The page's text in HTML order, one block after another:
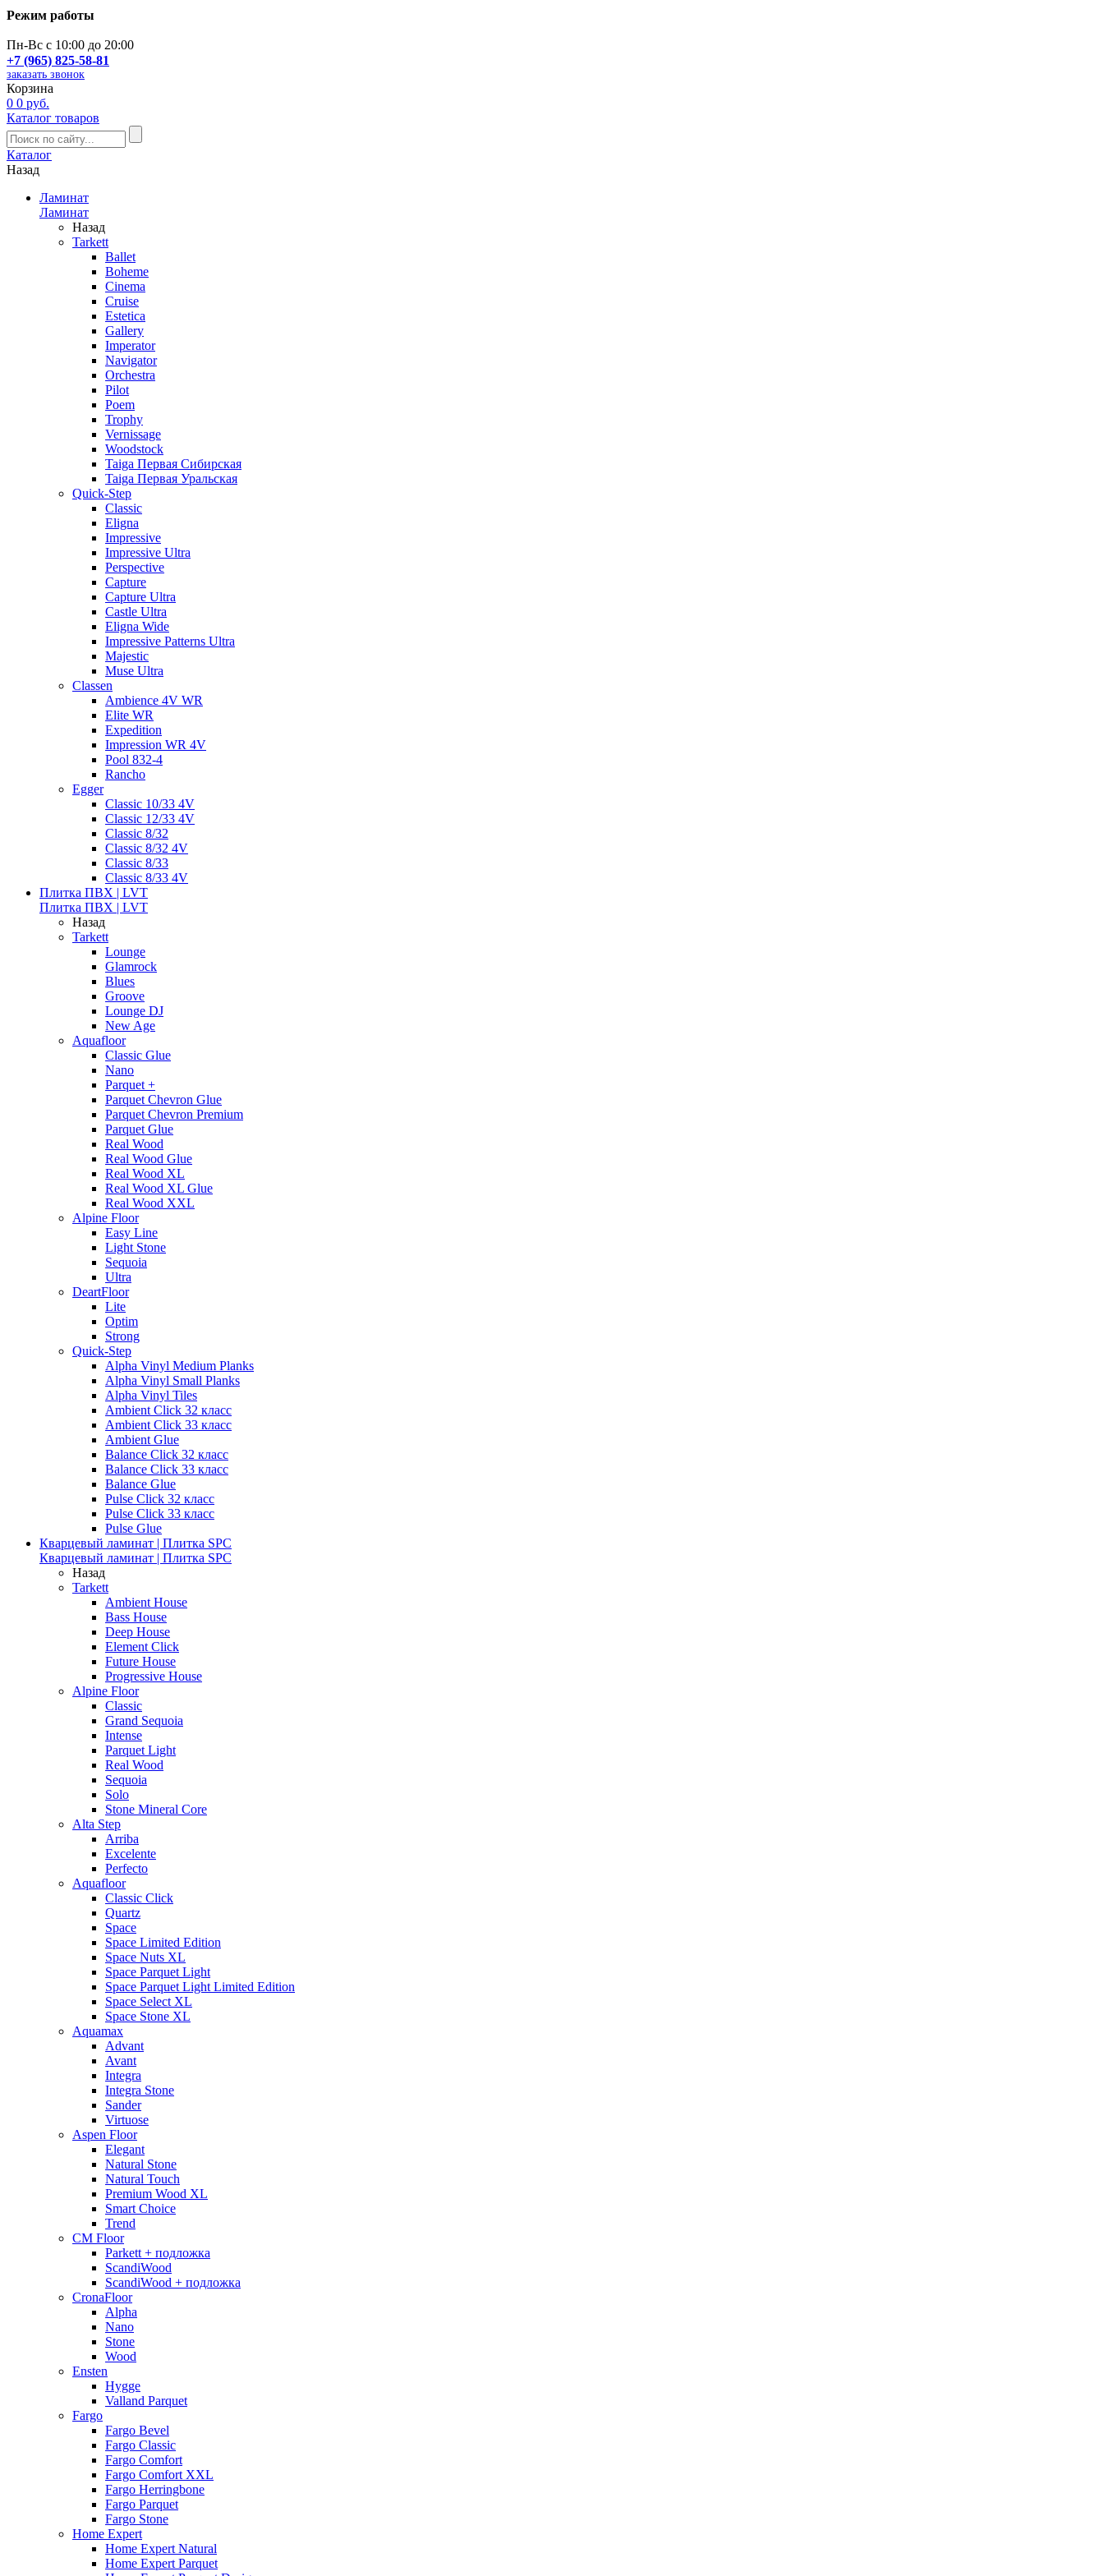
Режим работы
Пн-Вс с 10:00 до 20:00
+7 (965) 825-58-81
заказать звонок
Корзина
0 0 руб.
Каталог товаров
Каталог
Назад
Ламинат
Ламинат
Назад
Tarkett
Ballet
Boheme
Cinema
Cruise
Estetica
Gallery
Imperator
Navigator
Orchestra
Pilot
Poem
Trophy
Vernissage
Woodstock
Taiga Первая Сибирская
Taiga Первая Уральская
Quick-Step
Classic
Eligna
Impressive
Impressive Ultra
Perspective
Capture
Capture Ultra
Castle Ultra
Eligna Wide
Impressive Patterns Ultra
Majestic
Muse Ultra
Classen
Ambience 4V WR
Elite WR
Expedition
Impression WR 4V
Pool 832-4
Rancho
Egger
Classic 10/33 4V
Classic 12/33 4V
Classic 8/32
Classic 8/32 4V
Classic 8/33
Classic 8/33 4V
Плитка ПВХ | LVT
Плитка ПВХ | LVT
Назад
Tarkett
Lounge
Glamrock
Blues
Groove
Lounge DJ
New Age
Aquafloor
Classic Glue
Nano
Parquet +
Parquet Chevron Glue
Parquet Chevron Premium
Parquet Glue
Real Wood
Real Wood Glue
Real Wood XL
Real Wood XL Glue
Real Wood XXL
Alpine Floor
Easy Line
Light Stone
Sequoia
Ultra
DeartFloor
Lite
Optim
Strong
Quick-Step
Alpha Vinyl Medium Planks
Alpha Vinyl Small Planks
Alpha Vinyl Tiles
Ambient Click 32 класс
Ambient Click 33 класс
Ambient Glue
Balance Click 32 класс
Balance Click 33 класс
Balance Glue
Pulse Click 32 класс
Pulse Click 33 класс
Pulse Glue
Кварцевый ламинат | Плитка SPC
Кварцевый ламинат | Плитка SPC
Назад
Tarkett
Ambient House
Bass House
Deep House
Element Click
Future House
Progressive House
Alpine Floor
Classic
Grand Sequoia
Intense
Parquet Light
Real Wood
Sequoia
Solo
Stone Mineral Core
Alta Step
Arriba
Excelente
Perfecto
Aquafloor
Classic Click
Quartz
Space
Space Limited Edition
Space Nuts XL
Space Parquet Light
Space Parquet Light Limited Edition
Space Select XL
Space Stone XL
Aquamax
Advant
Avant
Integra
Integra Stone
Sander
Virtuose
Aspen Floor
Elegant
Natural Stone
Natural Touch
Premium Wood XL
Smart Choice
Trend
CM Floor
Parkett + подложка
ScandiWood
ScandiWood + подложка
CronaFloor
Alpha
Nano
Stone
Wood
Ensten
Hygge
Valland Parquet
Fargo
Fargo Bevel
Fargo Classic
Fargo Comfort
Fargo Comfort XXL
Fargo Herringbone
Fargo Parquet
Fargo Stone
Home Expert
Home Expert Natural
Home Expert Parquet